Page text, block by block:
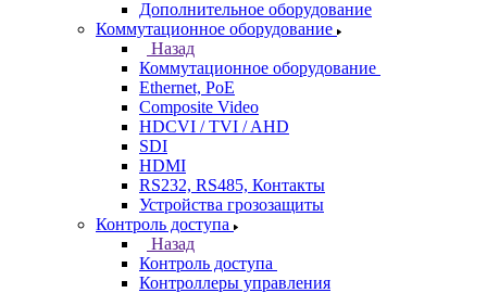
Дополнительное оборудование
Коммутационное оборудование
Назад
Коммутационное оборудование
Ethernet, PoE
Composite Video
HDCVI / TVI / AHD
SDI
HDMI
RS232, RS485, Контакты
Устройства грозозащиты
Контроль доступа
Назад
Контроль доступа
Контроллеры управления